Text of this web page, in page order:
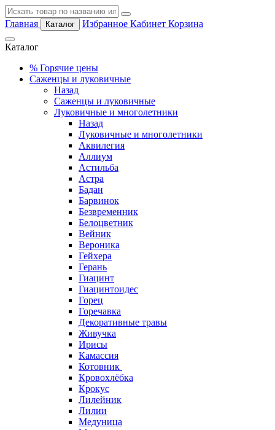
Главная Каталог Избранное Кабинет Корзина
Каталог
% Горячие цены
Саженцы и луковичные
Назад
Саженцы и луковичные
Луковичные и многолетники
Назад
Луковичные и многолетники
Аквилегия
Аллиум
Астильба
Астра
Бадан
Барвинок
Безвременник
Белоцветник
Вейник
Вероника
Гейхера
Герань
Гиацинт
Гиацинтоидес
Горец
Горечавка
Декоративные травы
Живучка
Ирисы
Камассия
Котовник
Кровохлёбка
Крокус
Лилейник
Лилии
Медуница